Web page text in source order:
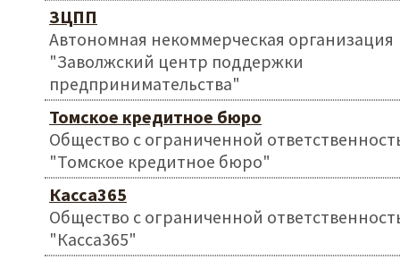
ЗЦПП
Автономная некоммерческая организация
"Заволжский центр поддержки
предпринимательства"
Томское кредитное бюро
Общество с ограниченной
"Томское кредитное бюро"
Касса365
Общество с ограниченной
"Касса365"